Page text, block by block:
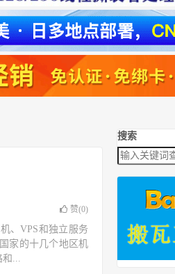
赞(0)
、VPS和独立服务
家的十几个地区机
...
搜索